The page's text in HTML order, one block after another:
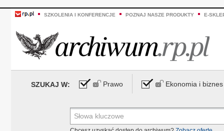
SZKOLENIA I KONFERENCJE POZNAJ NASZE PRODUKTY E-
SZUKAJ W: Prawo Ekonomia i biznes